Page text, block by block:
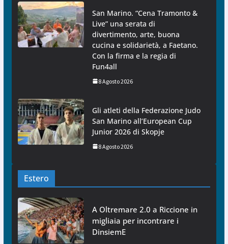
San Marino. “Cena Tramonto &
Live” una serata di
divertimento, arte, buona
cucina e solidarietà, a Faetano.
Con la firma e la regia di
Fun4all
8 Agosto 2026
Gli atleti della Federazione Judo
San Marino all’European Cup
Junior 2026 di Skopje
8 Agosto 2026
Estero
A Oltremare 2.0 a Riccione in
migliaia per incontrare i
DinsiemE